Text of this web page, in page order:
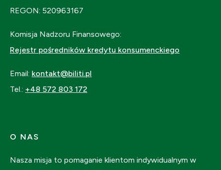
REGON: 520963167
Komisja Nadzoru Finansowego:
Rejestr pośredników kredytu konsumenckiego
Email: kontakt@biliti.pl
Tel.: +48 572 803 172
O NAS
Nasza misja to pomaganie klientom indywidualnym w